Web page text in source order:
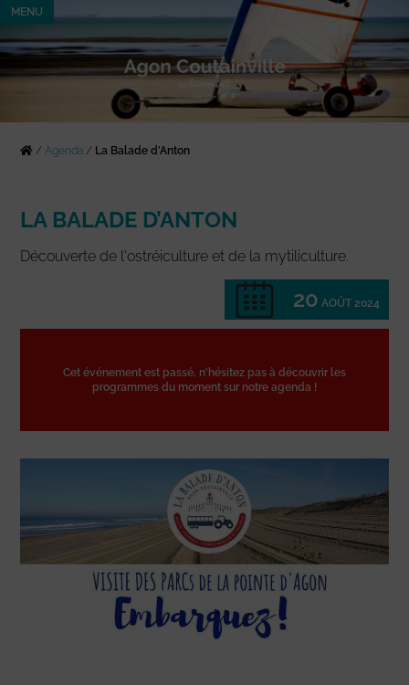
MENU
/Agenda / La Balade d’Anton
LA BALADE D’ANTON
Découverte de l'ostréiculture et de la mytiliculture.
20 AOÛT 2024
Cet événement est passé, n'hésitez pas à découvrir les
programmes du moment sur notre agenda !